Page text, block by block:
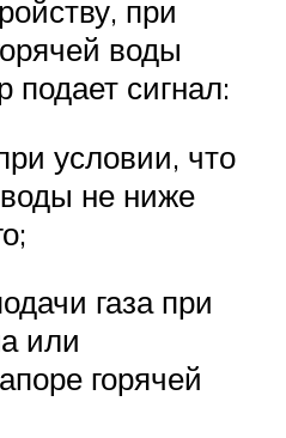
при
воды
подает сигнал:
условии, что
воды не ниже
газа при
или
горячей